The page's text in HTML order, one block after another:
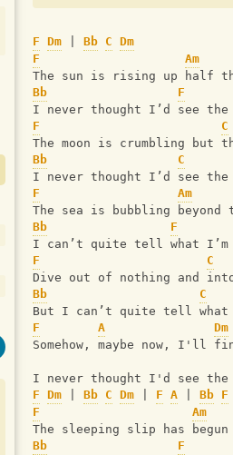
F Dm Bb C Dm
F
Am
The sun is rising up half
Bb
F
I never thought I’d see the
F
C
The moon is crumbling but
Bb
C
I never thought I’d see the
F
Am
The sea is bubbling beyond
Bb
F
I can’t quite tell what I’m
F
C
Dive out of nothing and into
Bb
C
But I can’t quite tell what
F
A Dm
Somehow, maybe now, I'll
I never thought I'd see the
F Dm Bb C Dm F A Bb F
F
Am
The sleeping slip has
Bb
F